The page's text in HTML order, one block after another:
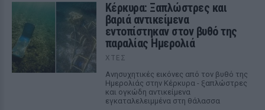
Κέρκυρα: Ξαπλώστρες και
βαριά αντικείμενα
εντοπίστηκαν στον βυθό της
παραλίας Ημερολιά
ΧΤΕΣ
Ανησυχητικές εικόνες από τον βυθό της
Ημερολιάς στην Κέρκυρα - ξαπλώστρες
και ογκώδη αντικείμενα
εγκαταλελειμμένα στη θάλασσα